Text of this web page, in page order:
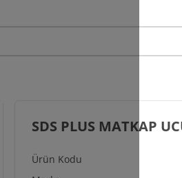
SDS PLUS MATKAP